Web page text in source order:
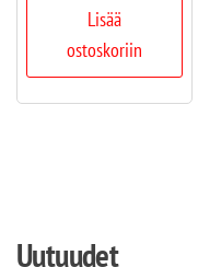
Lisää
ostoskoriin
Uutuudet